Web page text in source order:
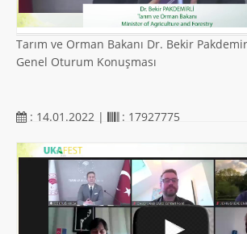
Tarım ve Orman Bakanı Dr. Bekir
Genel Oturum Konuşması
: 14.01.2022 | : 17927775